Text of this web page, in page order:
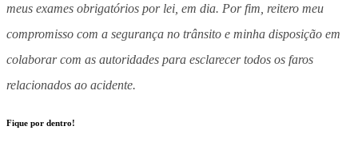
meus exames obrigatórios por lei, em dia. Por fim, reitero meu
compromisso com a segurança no trânsito e minha disposição em
colaborar com as autoridades para esclarecer todos os faros
relacionados ao acidente.
Fique por dentro!